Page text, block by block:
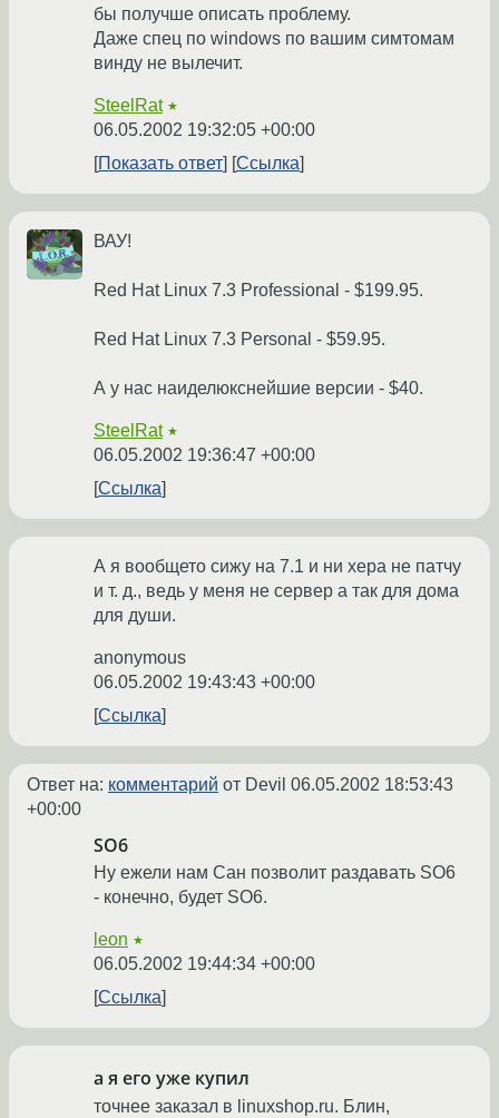
бы получше описать проблему.
Даже спец по windows по вашим симтомам
винду не вылечит.
SteelRat ★
06.05.2002 19:32:05 +00:00
Показать ответ
Ссылка
ВАУ!
Red Hat Linux 7.3 Professional - $199.95.
Red Hat Linux 7.3 Personal - $59.95.
А у нас наиделюкснейшие версии - $40.
SteelRat ★
06.05.2002 19:36:47 +00:00
Ссылка
А я вообщето сижу на 7.1 и ни хера не патчу
и т. д., ведь у меня не сервер а так для дома
для души.
anonymous
06.05.2002 19:43:43 +00:00
Ссылка
Ответ на: комментарий от Devil 06.05.2002 18:53:43
+00:00
SO6
Ну ежели нам Сан позволит раздавать SO6
- конечно, будет SO6.
leon ★
06.05.2002 19:44:34 +00:00
Ссылка
а я его уже купил
точнее заказал в linuxshop.ru. Блин,